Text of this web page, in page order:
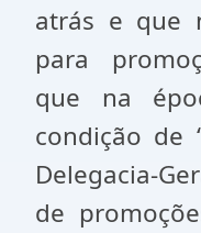
atrás e que
para
que na
condição de
Delegacia-
de